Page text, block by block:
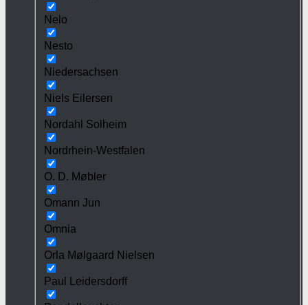
Nelo
Nesto
Niedersachsen
Niels Eilersen
Nordahl Solheim
Nordrhein-Westfalen
O. D. Møbler
Omann Jun
Omnia
Orla Mølgaard Nielsen
Paul Leidersdorff